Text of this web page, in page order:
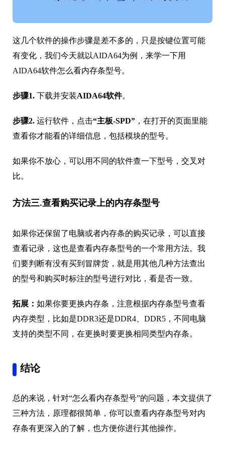
这几个软件的操作步骤是差不多的，只是按键位置可能
有变化，我们今天就以AIDA64为例，来学一下用
AIDA64软件怎么看内存条型号。
步骤1. 下载并安装AIDA64软件。
步骤2. 运行软件，点击“主板-SPD” ，在打开的页面里能
查看你才能看的详细信息，包括模块的型号。
如果你不放心，可以用不同的软件查一下型号，交叉对
比。
方法三.查看购买记录上的内存条型号
如果你还保留了电脑或者内存条的购买记录，可以直接
查看记录，这也是查看内存条型号的一个常用方法。我
们要判断有没有买到冒牌货，就是用其他几种方法查出
的型号和购买时标注的型号进行对比，看是否一致。
拓展： 如果你要更换内存条，注意根据内存条型号查看
内存类型，比如是DDR3还是DDR4、DDR5，不同电脑
支持的类型不同，在更换时要更换相同类型内存条。
结论
总的来说，针对“怎么看内存条型号”的问题，本文提供了
三种方法，原理都很简单，你可以查看内存条型号对内
存条有更深入的了解，也方便你进行其他操作。